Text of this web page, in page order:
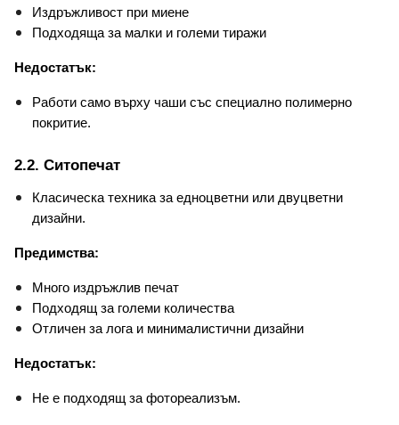
Издръжливост при миене
Подходяща за малки и големи тиражи
Недостатък:
Работи само върху чаши със специално полимерно
покритие.
2.2. Ситопечат
Класическа техника за едноцветни или двуцветни
дизайни.
Предимства:
Много издръжлив печат
Подходящ за големи количества
Отличен за лога и минималистични дизайни
Недостатък:
Не е подходящ за фотореализъм.